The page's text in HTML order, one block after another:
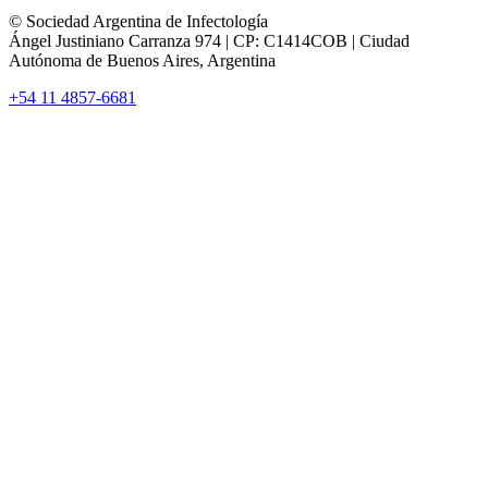
© Sociedad Argentina de Infectología
Ángel Justiniano Carranza 974 | CP: C1414COB | Ciudad
Autónoma de Buenos Aires, Argentina
+54 11 4857-6681